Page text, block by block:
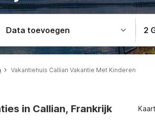
Data toevoegen 2
Vakantiehuis Callian Vakantie Met Kinderen
in Callian, Frankrijk